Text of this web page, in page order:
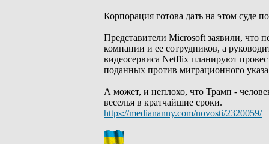
Корпорация готова дать на этом суде
Представители Microsoft заявили, что
компании и ее сотрудников, а
видеосервиса Netflix планируют
поданных против миграционного
А может, и неплохо, что Трамп -
веселья в кратчайшие сроки.
https://mediananny.com/novosti/2320059/